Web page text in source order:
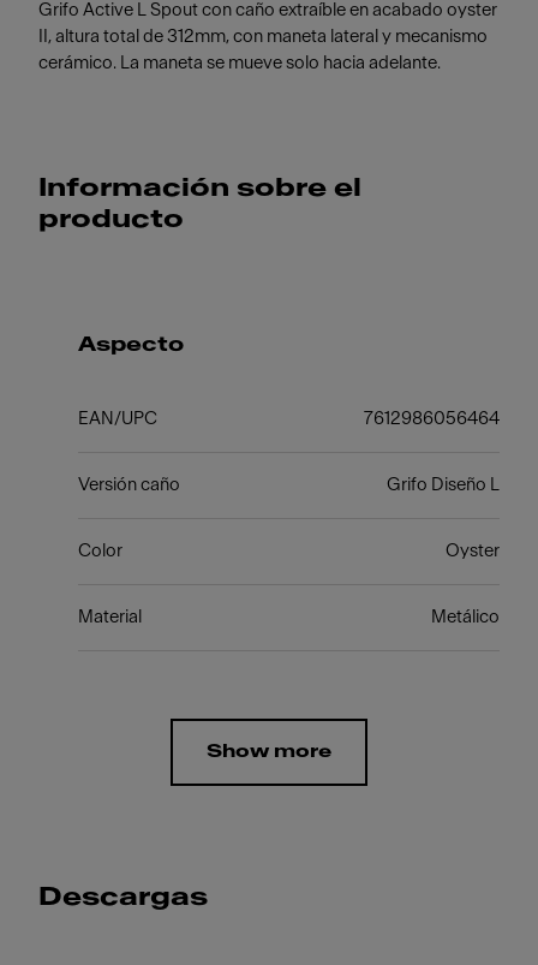
Grifo Active L Spout con caño extraíble en acabado oyster
II, altura total de 312mm, con maneta lateral y mecanismo
cerámico. La maneta se mueve solo hacia adelante.
Información sobre el
producto
Aspecto
EAN/UPC 7612986056464
Versión caño Grifo Diseño L
Color Oyster
Material Metálico
Show more
Descargas